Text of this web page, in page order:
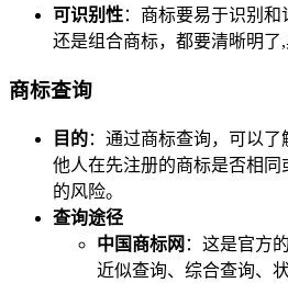
可识别性：商标要易于识别
还是组合商标，都要清晰明了,
商标查询
目的：通过商标查询，可以
他人在先注册的商标是否相
的风险。
查询途径
中国商标网 ：这是官方
近似查询、综合查询、